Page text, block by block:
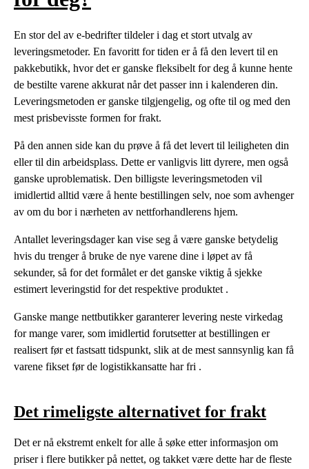
En stor del av e-bedrifter tildeler i dag et stort utvalg av
leveringsmetoder. En favoritt for tiden er å få den levert til en
pakkebutikk, hvor det er ganske fleksibelt for deg å kunne hente
de bestilte varene akkurat når det passer inn i kalenderen din.
Leveringsmetoden er ganske tilgjengelig, og ofte til og med den
mest prisbevisste formen for frakt.
På den annen side kan du prøve å få det levert til leiligheten din
eller til din arbeidsplass. Dette er vanligvis litt dyrere, men også
ganske uproblematisk. Den billigste leveringsmetoden vil
imidlertid alltid være å hente bestillingen selv, noe som avhenger
av om du bor i nærheten av nettforhandlerens hjem.
Antallet leveringsdager kan vise seg å være ganske betydelig
hvis du trenger å bruke de nye varene dine i løpet av få
sekunder, så for det formålet er det ganske viktig å sjekke
estimert leveringstid for det respektive produktet .
Ganske mange nettbutikker garanterer levering neste virkedag
for mange varer, som imidlertid forutsetter at bestillingen er
realisert før et fastsatt tidspunkt, slik at de mest sannsynlig kan få
varene fikset før de logistikkansatte har fri .
Det rimeligste alternativet for frakt
Det er nå ekstremt enkelt for alle å søke etter informasjon om
priser i flere butikker på nettet, og takket være dette har de fleste